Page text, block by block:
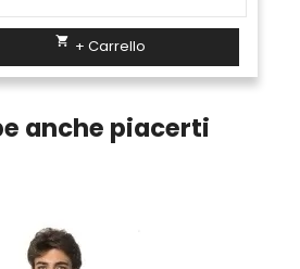
 + Carrello
anche piacerti